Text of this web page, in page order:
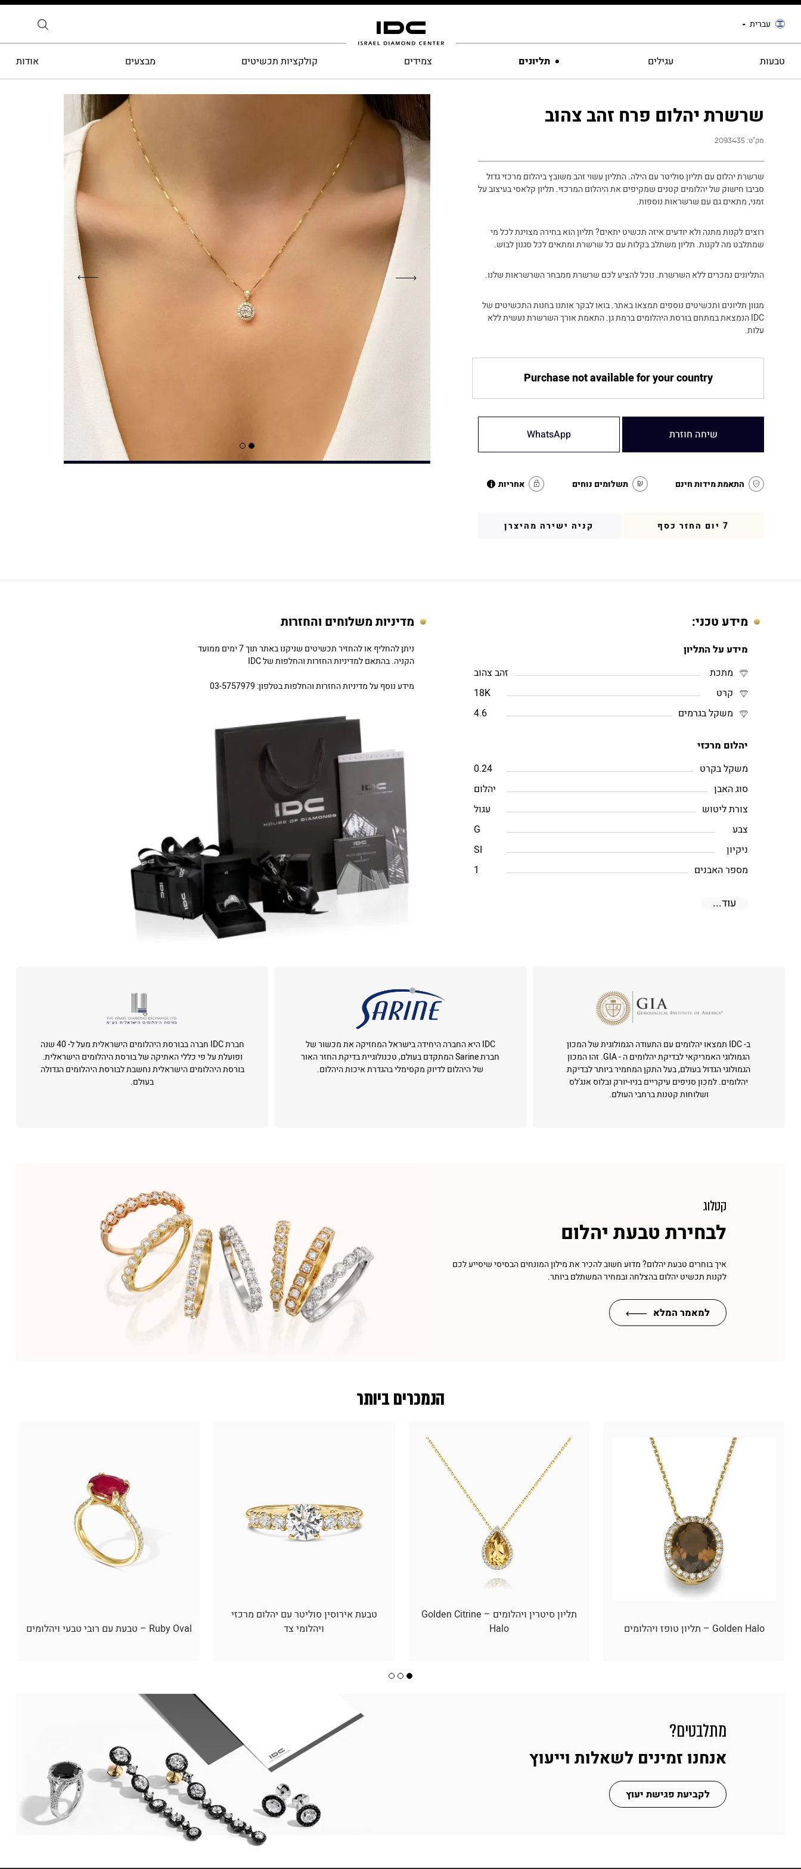
עברית
טבעות עגילים תליונים צמידים קולקציות תכשיטים מבצעים אודות
שרשרת יהלום פרח זהב צהוב
מק"ט: 2093435
שרשרת יהלום עם תליון סוליטר עם הילה. התליון עשוי זהב משובץ ביהלום מרכזי גדול
סביבו חישוק של יהלומים קטנים שמקיפים את היהלום המרכזי. תליון קלאסי בעיצוב על
זמני, מתאים גם עם שרשראות נוספות.
רוצים לקנות מתנה ולא יודעים איזה תכשיט יתאים? תליון הוא בחירה מצוינת לכל מי
שמתלבט מה לקנות. תליון משתלב בקלות עם כל שרשרת ומתאים לכל סגנון לבוש.
התליונים נמכרים ללא השרשרת. נוכל להציע לכם שרשרת ממבחר השרשראות שלנו.
מגוון תליונים ותכשיטים נוספים תמצאו באתר. בואו לבקר אותנו בחנות התכשיטים של
IDC הנמצאת במתחם בורסת היהלומים ברמת גן. התאמת אורך השרשרת נעשית ללא
עלות.
Purchase not available for your country
שיחה חוזרת WhatsApp
התאמת מידות חינם תשלומים נוחים אחריות i
7 יום החזר כסף קניה ישירה מהיצרן
מידע טכני:
מידע על התליון
מתכת
זהב צהוב
קרט
18K
משקל בגרמים
4.6
יהלום מרכזי
משקל בקרט
0.24
סוג האבן
יהלום
צורת ליטוש
עגול
צבע
G
ניקיון
SI
מספר האבנים
1
עוד...
מדיניות משלוחים והחזרות
ניתן להחליף או להחזיר תכשיטים שניקנו באתר תוך 7 ימים ממועד
הקניה. בהתאם למדיניות החזרות והחלפות של IDC
מידע נוסף על מדיניות החזרות והחלפות בטלפון: 03-5757979
ב- IDC תמצאו יהלומים עם התעודה הגמולוגית של המכון
הגמולוגי האמריקאי לבדיקת יהלומים ה - GIA. זהו המכון
הגמולוגי הגדול בעולם, בעל התקן המחמיר ביותר לבדיקת
יהלומים. למכון סניפים עיקריים בניו-יורק ובלוס אנג'לס
ושלוחות קטנות ברחבי העולם.
IDC היא החברה היחידה בישראל המחזיקה את מכשור של
חברת Sarine המתקדם בעולם, טכנולוגיית בדיקת החזר האור
של היהלום לדיוק מקסימלי בהגדרת איכות היהלום.
חברת IDC חברה בבורסת היהלומים הישראלית מעל ל- 40 שנה
ופועלת על פי כללי האתיקה של בורסת היהלומים הישראלית.
בורסת היהלומים הישראלית נחשבת לבורסת היהלומים הגדולה
בעולם.
קטלוג
לבחירת טבעת יהלום
איך בוחרים טבעת יהלום? מדוע חשוב להכיר את מילון המונחים הבסיסי שיסייע לכם
לקנות תכשיט יהלום בהצלחה ובמחיר המשתלם ביותר.
למאמר המלא
הנמכרים ביותר
Golden Halo – תליון טופז ויהלומים
תליון סיטרין ויהלומים – Golden Citrine
Halo
טבעת אירוסין סוליטר עם יהלום מרכזי
ויהלומי צד
Ruby Oval – טבעת עם רובי טבעי ויהלומים
מתלבטים?
אנחנו זמינים לשאלות וייעוץ
לקביעת פגישת יעוץ